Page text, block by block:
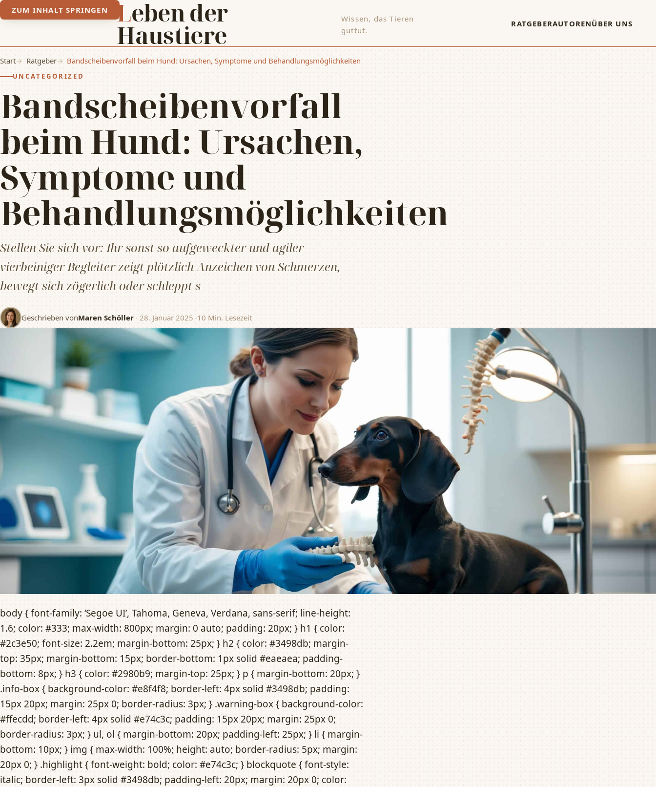
ZUM INHALT SPRINGEN Leben der
Haustiere
Wissen, das Tieren
guttut.
RATGEBERAUTORENÜBER UNS
Start Ratgeber Bandscheibenvorfall beim Hund: Ursachen, Symptome und Behandlungsmöglichkeiten
UNCATEGORIZED
Bandscheibenvorfall
beim Hund: Ursachen,
Symptome und
Behandlungsmöglichkeiten
Stellen Sie sich vor: Ihr sonst so aufgeweckter und agiler
vierbeiniger Begleiter zeigt plötzlich Anzeichen von Schmerzen,
bewegt sich zögerlich oder schleppt s
Geschrieben vonMaren Schöller · 28. Januar 2025 ·10 Min. Lesezeit
body { font-family: ‘Segoe UI’, Tahoma, Geneva, Verdana, sans-serif; line-height:
1.6; color: #333; max-width: 800px; margin: 0 auto; padding: 20px; } h1 { color:
#2c3e50; font-size: 2.2em; margin-bottom: 25px; } h2 { color: #3498db; margin-
top: 35px; margin-bottom: 15px; border-bottom: 1px solid #eaeaea; padding-
bottom: 8px; } h3 { color: #2980b9; margin-top: 25px; } p { margin-bottom: 20px; }
.info-box { background-color: #e8f4f8; border-left: 4px solid #3498db; padding:
15px 20px; margin: 25px 0; border-radius: 3px; } .warning-box { background-color:
#ffecdd; border-left: 4px solid #e74c3c; padding: 15px 20px; margin: 25px 0;
border-radius: 3px; } ul, ol { margin-bottom: 20px; padding-left: 25px; } li { margin-
bottom: 10px; } img { max-width: 100%; height: auto; border-radius: 5px; margin:
20px 0; } .highlight { font-weight: bold; color: #e74c3c; } blockquote { font-style:
italic; border-left: 3px solid #3498db; padding-left: 20px; margin: 20px 0; color: